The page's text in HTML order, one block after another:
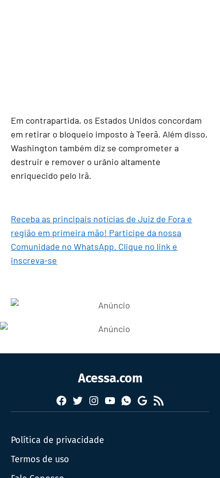
Em contrapartida, os Estados Unidos concordam
em retirar o bloqueio imposto à Teerã. Além disso,
Washington também diz se comprometer a
destruir e remover o urânio altamente
enriquecido pelo Irã.
Receba as principais notícias de Juiz de Fora e
região em primeira mão! Participe da nossa
Comunidade no WhatsApp. Clique no link e
inscreva-se
Acessa.com
Facebook
TwitterInstagram
YouTubeWhatsapp
Google
News
RSS
Política de privacidade
Termos de uso